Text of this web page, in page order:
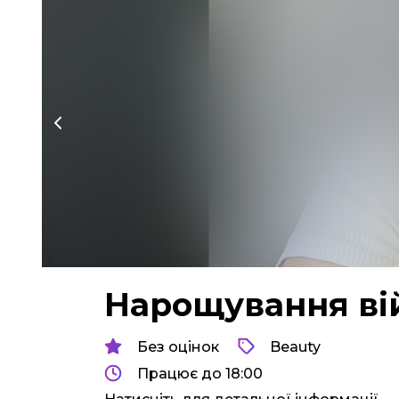
Нарощування
Без оцінок
Beauty
Працює до 18:00